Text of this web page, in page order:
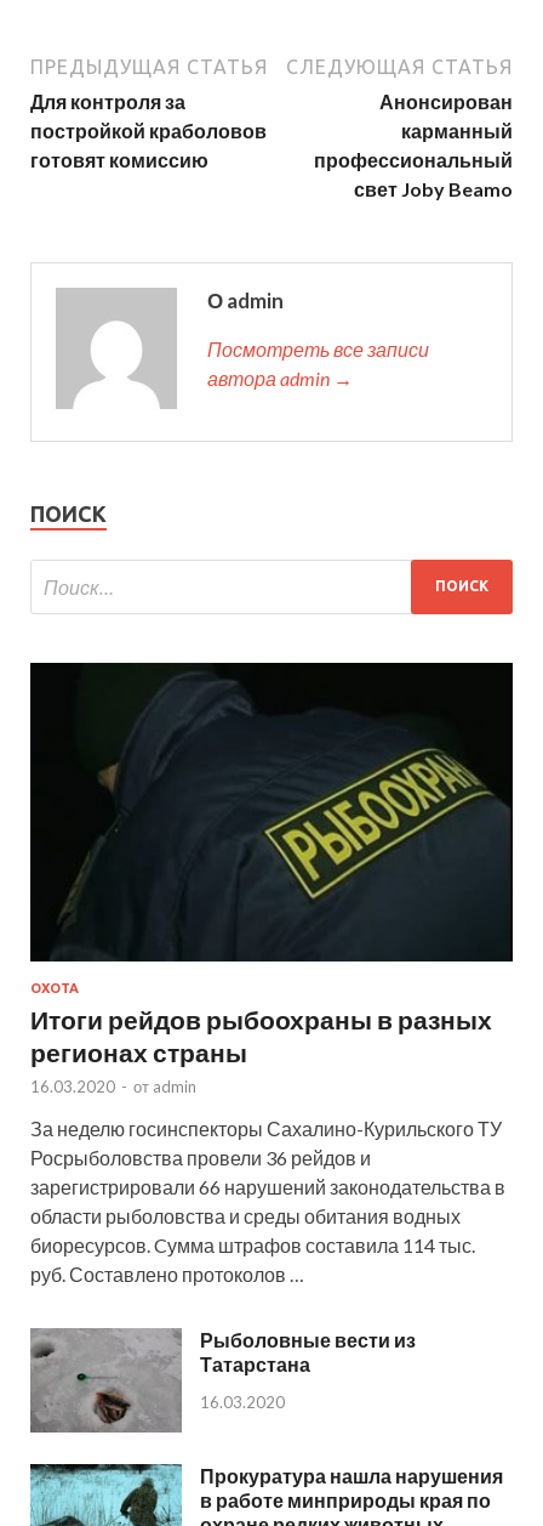
ПРЕДЫДУЩАЯ СТАТЬЯ
Для контроля за
постройкой краболовов
готовят комиссию
СЛЕДУЮЩАЯ СТАТЬЯ
Анонсирован
карманный
профессиональный
свет Joby Beamo
О admin
Посмотреть все записи
автора admin →
ПОИСК
ОХОТА
Итоги рейдов рыбоохраны в разных
регионах страны
16.03.2020 - от admin
За неделю госинспекторы Сахалино-Курильского ТУ
Росрыболовства провели 36 рейдов и
зарегистрировали 66 нарушений законодательства в
области рыболовства и среды обитания водных
биоресурсов. Cумма штрафов составила 114 тыс.
руб. Составлено протоколов …
Рыболовные вести из
Татарстана
16.03.2020
Прокуратура нашла нарушения
в работе минприроды края по